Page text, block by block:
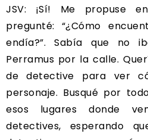
JSV: ¡Sí! Me propuse
pregunté: “¿Cómo
endía?”. Sabía que no
Perramus por la calle.
de detective para ver
personaje. Busqué por
esos lugares donde
detectives, esperando